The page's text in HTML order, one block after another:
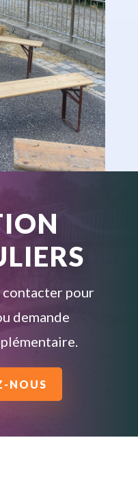
contacter pour
demande
NOUS